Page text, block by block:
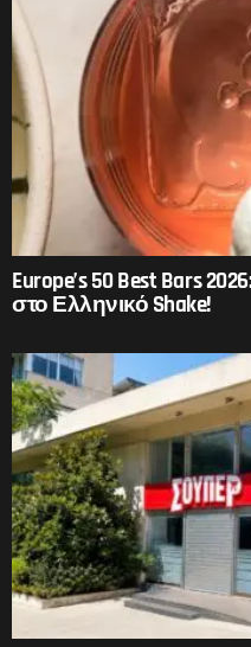
Europe’s 50 Best Bars
στο Ελληνικό Shake!